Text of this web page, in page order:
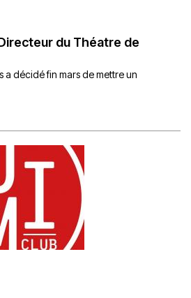
du Théatre de
a décidé fin mars de mettre un